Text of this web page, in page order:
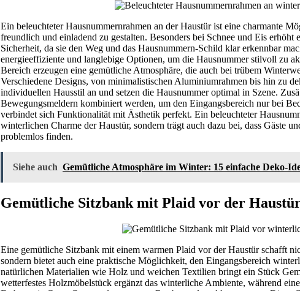
Ein beleuchteter Hausnummernrahmen an der Haustür ist eine charmante
freundlich und einladend zu gestalten. Besonders bei Schnee und Eis erhöht
Sicherheit, da sie den Weg und das Hausnummern-Schild klar erkennbar
energieeffiziente und langlebige Optionen, um die Hausnummer stilvoll zu
Bereich erzeugen eine gemütliche Atmosphäre, die auch bei trübem
Verschiedene Designs, von minimalistischen Aluminiumrahmen bis hin zu
individuellen Hausstil an und setzen die Hausnummer optimal in Szene.
Bewegungsmeldern kombiniert werden, um den Eingangsbereich nur bei
verbindet sich Funktionalität mit Ästhetik perfekt. Ein beleuchteter
winterlichen Charme der Haustür, sondern trägt auch dazu bei, dass Gäste
problemlos finden.
Siehe auch Gemütliche Atmosphäre im Winter: 15 einfache Deko-
Gemütliche Sitzbank mit Plaid vor der
Eine gemütliche Sitzbank mit einem warmen Plaid vor der Haustür schafft
sondern bietet auch eine praktische Möglichkeit, den Eingangsbereich
natürlichen Materialien wie Holz und weichen Textilien bringt ein Stück
wetterfestes Holzmöbelstück ergänzt das winterliche Ambiente, während